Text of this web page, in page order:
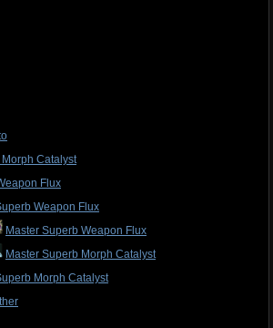
Catalyst
Flux
Weapon Flux
Master Superb Weapon Flux
Master Superb Morph Catalyst
Morph Catalyst